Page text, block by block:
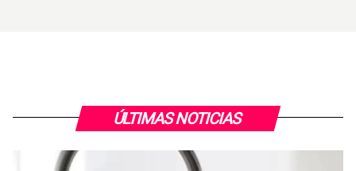
ÚLTIMAS NOTICIAS